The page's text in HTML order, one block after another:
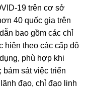
19 trên cơ sở
40 quốc gia trên
bao gồm các chỉ
hiện theo các cấp độ
phù hợp khi
sát việc triển
đạo, chỉ đạo linh